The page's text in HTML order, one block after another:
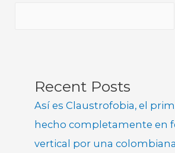
Recent Posts
Así es Claustrofobia, el
hecho completamente en
vertical por una colombiana